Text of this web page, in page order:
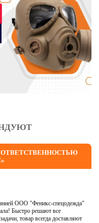
ООО "Феникс-спецодежда"
Быстро решают все
товар всегда доставляют